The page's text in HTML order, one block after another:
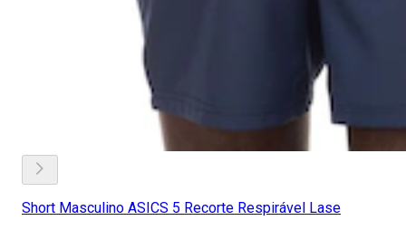
Short Masculino ASICS 5 Recorte Respirável Lase